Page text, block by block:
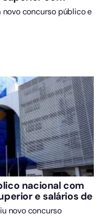
concurso público e
nacional com
e salários de
novo concurso